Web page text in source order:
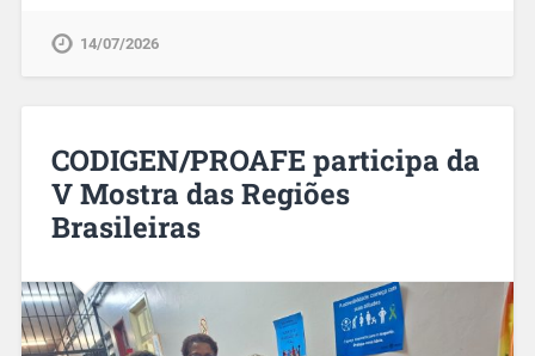
14/07/2026
CODIGEN/PROAFE participa da
V Mostra das Regiões
Brasileiras